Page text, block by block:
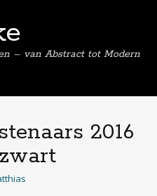
– van Abstract tot Modern
2016